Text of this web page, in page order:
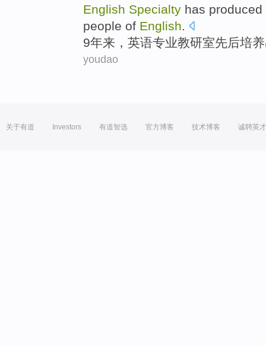
English Specialty has produced
people of English.
9年来 ， 英语专业教研室先后培
youdao
关于有道 Investors 有道智选 官方博客 技术博客 诚聘英才